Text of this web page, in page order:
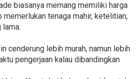
biasanya memang memiliki harga
memerlukan tenaga mahir, ketelitian,
lama.
cenderung lebih murah, namun lebih
pengerjaan kalau dibandingkan